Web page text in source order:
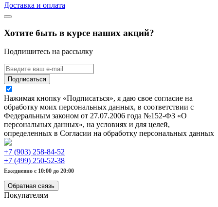
Доставка и оплата
Хотите быть в курсе наших акций?
Подпишитесь на рассылку
Подписаться
Нажимая кнопку «Подписаться», я даю свое согласие на
обработку моих персональных данных, в соответствии с
Федеральным законом от 27.07.2006 года №152-ФЗ «О
персональных данных», на условиях и для целей,
определенных в Согласии на обработку персональных данных
+7 (903) 258-84-52
+7 (499) 250-52-38
Ежедневно с 10:00 до 20:00
Обратная связь
Покупателям